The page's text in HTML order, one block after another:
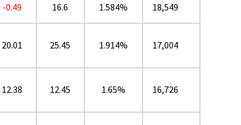
-0.49 16.6 1.584% 18,549
20.01 25.45 1.914% 17,004
12.38 12.45 1.65% 16,726